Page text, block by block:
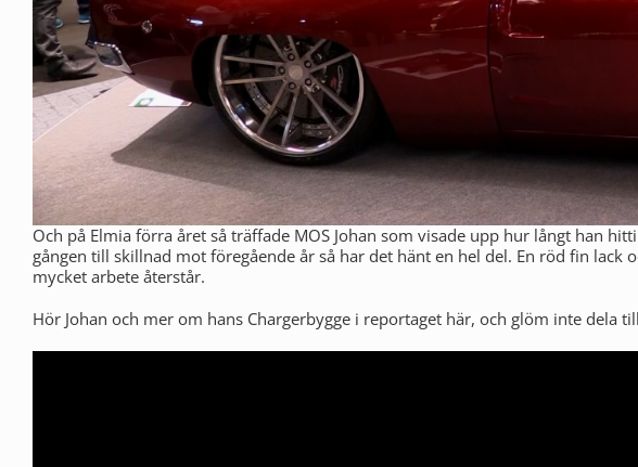
Och på Elmia förra året så träffade MOS Johan som visade upp hur långt han
gången till skillnad mot föregående år så har det hänt en hel del. En röd fin lack
mycket arbete återstår.
Hör Johan och mer om hans Chargerbygge i reportaget här, och glöm inte dela